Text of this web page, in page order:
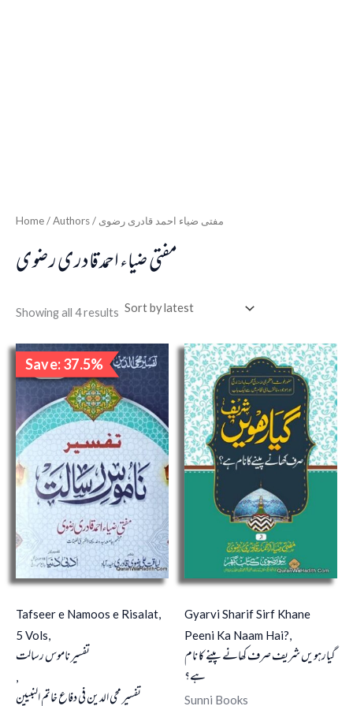
Home / Authors / مفتی ضیاء احمد قادری رضوی
مفتی ضیاء احمد قادری رضوی
Showing all 4 results
Save: 37.5%
Sale!
Tafseer e Namoos e Risalat,
5 Vols,
تفسیر ناموس رسالت
تفسیر محی الدین فی دفاع خاتم النبیین
Original
price
was:
₹4,000.00.
Current
price
₹2,500.00.
Gyarvi Sharif Sirf Khane
Peeni Ka Naam Hai?,
گیارہویں شریف صرف کھانے پینے کا نام
ہے؟
Sunni Books